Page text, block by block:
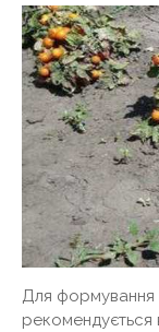
Для
рекомендується